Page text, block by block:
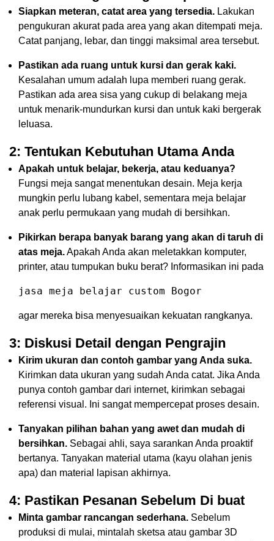
Siapkan meteran, catat area yang tersedia. Lakukan
pengukuran akurat pada area yang akan ditempati meja.
Catat panjang, lebar, dan tinggi maksimal area tersebut.
Pastikan ada ruang untuk kursi dan gerak kaki.
Kesalahan umum adalah lupa memberi ruang gerak.
Pastikan ada area sisa yang cukup di belakang meja
untuk menarik-mundurkan kursi dan untuk kaki bergerak
leluasa.
2: Tentukan Kebutuhan Utama Anda
Apakah untuk belajar, bekerja, atau keduanya?
Fungsi meja sangat menentukan desain. Meja kerja
mungkin perlu lubang kabel, sementara meja belajar
anak perlu permukaan yang mudah di bersihkan.
Pikirkan berapa banyak barang yang akan di taruh di
atas meja.Apakah Anda akan meletakkan komputer,
printer, atau tumpukan buku berat? Informasikan ini pada
jasa meja belajar custom Bogor
agar mereka bisa menyesuaikan kekuatan rangkanya.
3: Diskusi Detail dengan Pengrajin
Kirim ukuran dan contoh gambar yang Anda suka.
Kirimkan data ukuran yang sudah Anda catat. Jika Anda
punya contoh gambar dari internet, kirimkan sebagai
referensi visual. Ini sangat mempercepat proses desain.
Tanyakan pilihan bahan yang awet dan mudah di
bersihkan. Sebagai ahli, saya sarankan Anda proaktif
bertanya. Tanyakan material utama (kayu olahan jenis
apa) dan material lapisan akhirnya.
4: Pastikan Pesanan Sebelum Di buat
Minta gambar rancangan sederhana. Sebelum
produksi di mulai, mintalah sketsa atau gambar 3D